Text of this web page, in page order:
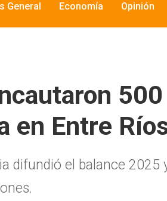
General Economía Opinión
en Entre
difundió el balance